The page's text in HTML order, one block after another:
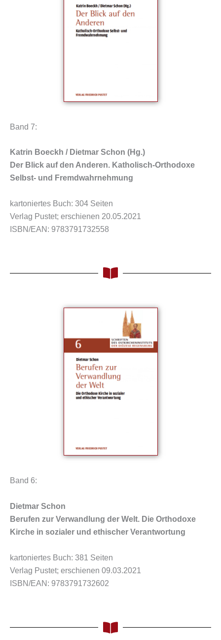
Band 7:
Katrin Boeckh / Dietmar Schon (Hg.)
Der Blick auf den Anderen. Katholisch-Orthodoxe
Selbst- und Fremdwahrnehmung
kartoniertes Buch: 304 Seiten
Verlag Pustet; erschienen 20.05.2021
ISBN/EAN: 9783791732558
Band 6:
Dietmar Schon
Berufen zur Verwandlung der Welt. Die Orthodoxe
Kirche in sozialer und ethischer Verantwortung
kartoniertes Buch: 381 Seiten
Verlag Pustet; erschienen 09.03.2021
ISBN/EAN: 9783791732602